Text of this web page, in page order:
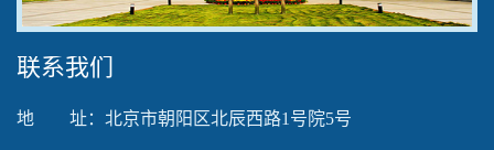
联系我们
地 址：北京市朝阳区北辰西路1号院5号